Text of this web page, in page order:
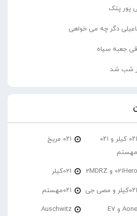
پور پتک
دگر چه می خواهی
جعبه سیاه
شب شد
۰۲۱ کیلر و ۰۲۱
مهستم
۰۲۱ مریخ
021Hero و 2MDRZ 021کیلر
۰۲۱کیلر و مصی جی ۰۲۱مهستم
Aone و E7 Auschwitz